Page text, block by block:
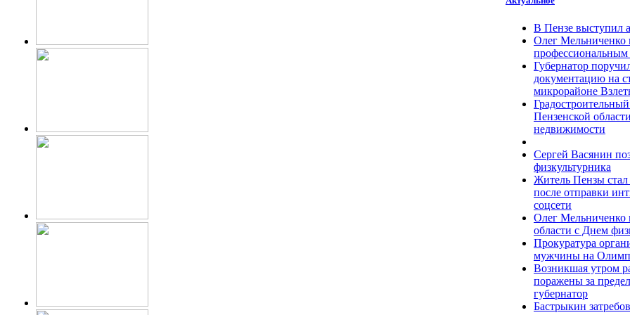
В Пензе выступил
Олег Мельниченко
профессиональным
Губернатор
документацию на
микрорайоне
Пензенской
недвижимости
Сергей Васянин
физкультурника
Житель Пензы стал
после отправки
соцсети
Олег Мельниченко
области с Днем
Прокуратура
мужчины на
Возникшая утром
поражены за
губернатор
Бастрыкин